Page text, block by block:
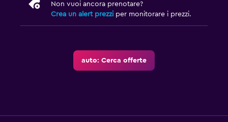
Non vuoi ancora prenotare?
Crea un alert prezzi per monitorare i prezzi.
auto: Cerca offerte